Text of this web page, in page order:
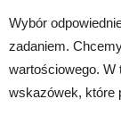
Wybór
zadaniem.
wartościowego.
wskazówek, które